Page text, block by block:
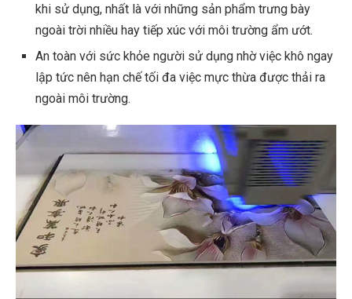
khi sử dụng, nhất là với những sản phẩm trưng bày
ngoài trời nhiều hay tiếp xúc với môi trường ẩm ướt.
An toàn với sức khỏe người sử dụng nhờ việc khô ngay
lập tức nên hạn chế tối đa việc mực thừa được thải ra
ngoài môi trường.